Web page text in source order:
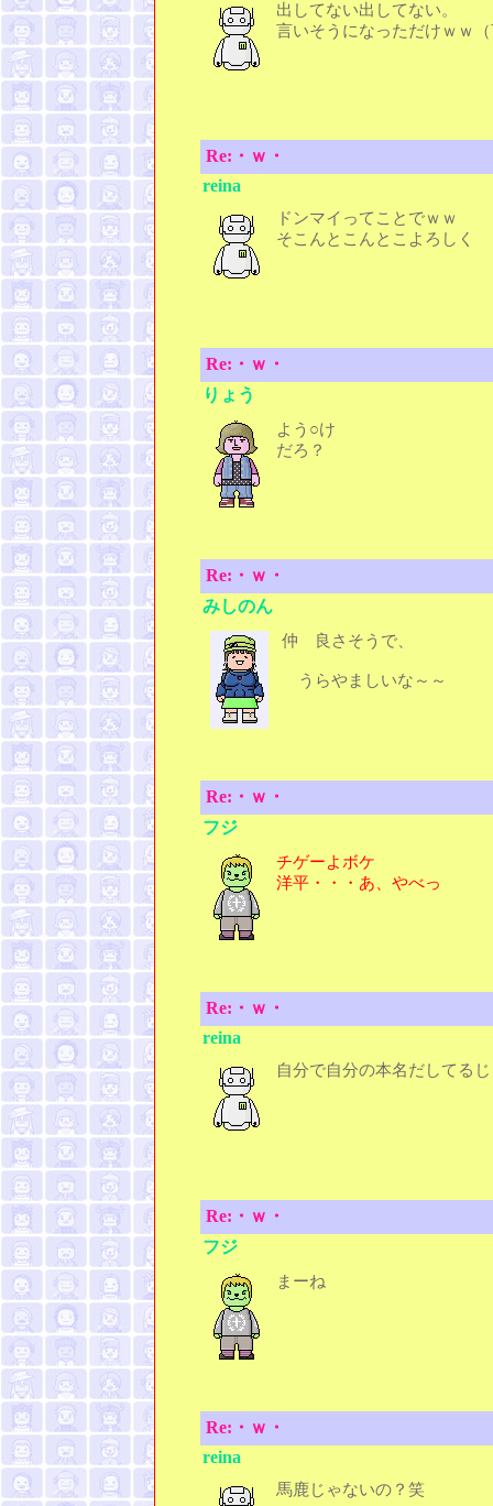
出してない出してない。
言いそうになっただけｗｗ
Re:・ｗ・
reina
ドンマイってことでｗｗ
そこんとこんとこよろしく
Re:・ｗ・
りょう
よう○け
だろ？
Re:・ｗ・
みしのん
仲 良さそうで、
うらやましいな～～
Re:・ｗ・
フジ
チゲーよボケ
洋平・・・あ、やべっ
Re:・ｗ・
reina
自分で自分の本名だし
Re:・ｗ・
フジ
まーね
Re:・ｗ・
reina
馬鹿じゃないの？笑